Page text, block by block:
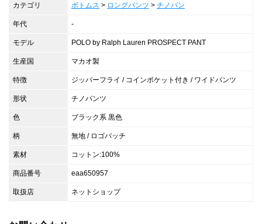
カテゴリ ボトムス > ロングパンツ > チノパン
年代 -
モデル POLO by Ralph Lauren PROSPECT PANT
生産国 マカオ製
特徴 ジッパーフライ / コインポケット付き / ワイドパンツ
形状 チノパンツ
色 ブラック系 黒色
柄 無地 / ロゴパッチ
素材 コットン:100%
商品番号 eaa650957
取扱店 ネットショップ